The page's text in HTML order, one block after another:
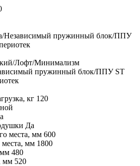
Независимый пружинный блок/ППУ
Лофт/Минимализм
пружинный блок/ППУ ST
кг 120
Да
места, мм 600
места, мм 1800
480
мм 520